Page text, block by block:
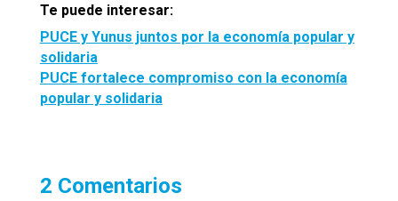
Te puede interesar:
PUCE y Yunus juntos por la economía popular y
solidaria
PUCE fortalece compromiso con la economía
popular y solidaria
2 Comentarios